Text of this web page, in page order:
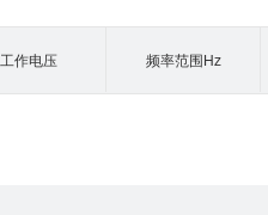
工作电压 频率范围Hz